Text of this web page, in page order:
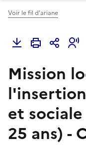
Voir le fil d'ariane
Mission
et
25 ans) -